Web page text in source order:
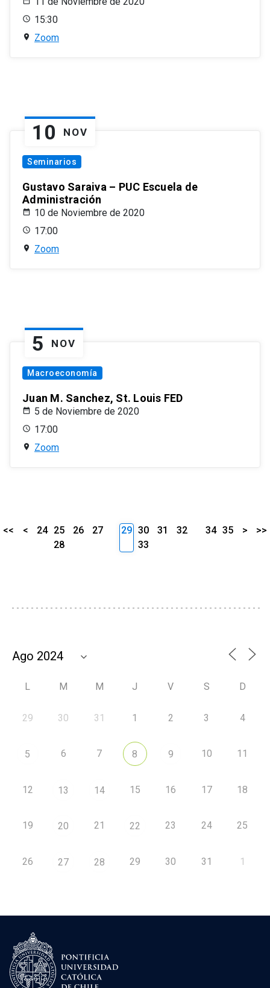
15:30
Zoom
10 NOV
Seminarios
Gustavo Saraiva – PUC Escuela de
Administración
10 de Noviembre de 2020
17:00
Zoom
5 NOV
Macroeconomía
Juan M. Sanchez, St. Louis FED
5 de Noviembre de 2020
17:00
Zoom
<< < 24 25 26
27
28
29 30 31
32
33
34 35 > >>
L M M J V S D
29 30 31 1 2 3 4
5 6 7 8 9 10 11
12 13 14 15 16 17 18
19 20 21 22 23 24 25
26 27 28 29 30 31 1